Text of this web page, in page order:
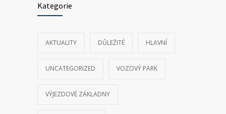
Kategorie
AKTUALITY DŮLEŽITÉ HLAVNÍ
UNCATEGORIZED VOZOVÝ PARK
VÝJEZDOVÉ ZÁKLADNY